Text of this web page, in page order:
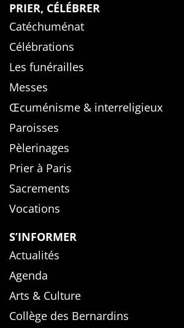
PRIER, CÉLÉBRER
Catéchuménat
Célébrations
Les funérailles
Messes
Œcuménisme & interreligieux
Paroisses
Pèlerinages
Prier à Paris
Sacrements
Vocations
S’INFORMER
Actualités
Agenda
Arts & Culture
Collège des Bernardins